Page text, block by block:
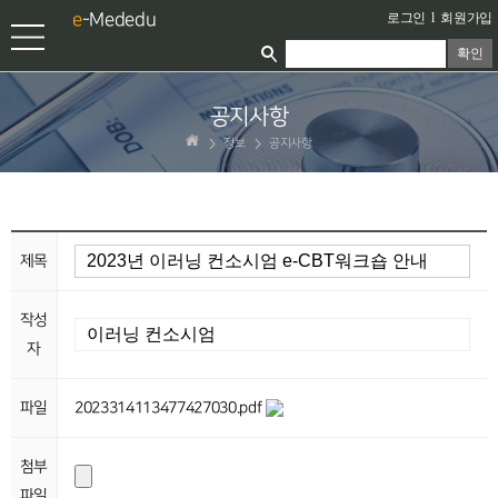
e-Mededu 로그인 l 회원가입
확인
공지사항
정보 공지사항
제목
작성
자
파일 2023314113477427030.pdf
첨부